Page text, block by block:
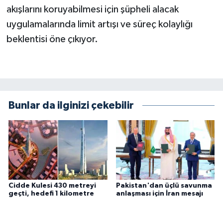
akışlarını koruyabilmesi için şüpheli alacak
uygulamalarında limit artışı ve süreç kolaylığı
beklentisi öne çıkıyor.
Bunlar da ilginizi çekebilir
Cidde Kulesi 430 metreyi
geçti, hedefi 1 kilometre
Pakistan'dan üçlü savunma
anlaşması için İran mesajı